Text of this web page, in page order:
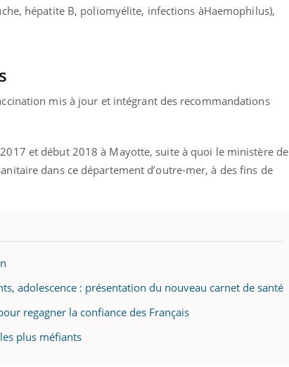
hépatite B, poliomyélite, infections àHaemophilus),
mis à jour et intégrant des recommandations
et début 2018 à Mayotte, suite à quoi le ministère de
dans ce département d’outre-mer, à des fins de
adolescence : présentation du nouveau carnet de santé
regagner la confiance des Français
plus méfiants